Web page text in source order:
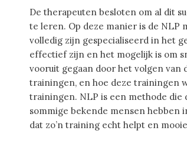
De therapeuten besloten om al dit
te leren. Op deze manier is de NLP
volledig zijn gespecialiseerd in het
effectief zijn en het mogelijk is om
vooruit gegaan door het volgen van
trainingen, en hoe deze trainingen
trainingen. NLP is een methode die
sommige bekende mensen hebben
dat zo’n training echt helpt en